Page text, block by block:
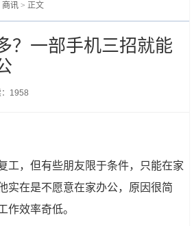
商讯 > 正文
？一部手机三招就能
：1958
工，但有些朋友限于条件，只能在家
实在是不愿意在家办公，原因很简
作效率奇低。